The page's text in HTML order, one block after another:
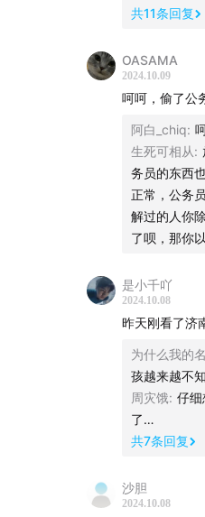
时间轴：
08:20 开车撞警察
爆破手唯一
“小孩儿车
“别问，茅
“只能活到
为什么从小
陈文章 刑警、天
小旋风 天才捕手
共11条回复
OASAMA
2024.10.09
呵呵，偷了公
阿白_chiq:
生死可相从:
务员的东西
正常，公务
解过的人你
了呗，那你
是小千吖
2024.10.08
昨天刚看了济
为什么我的
孩越来越不
周灾饿: 仔
了…
共7条回复
沙胆
2024.10.08